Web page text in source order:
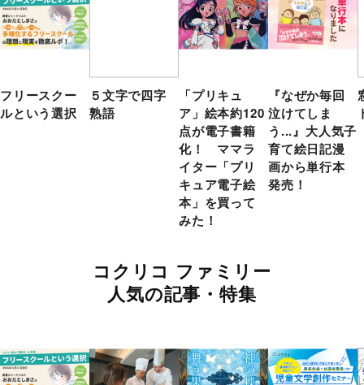
フリースクー
ルという選択
５文字で四字
熟語
「プリキュ
ア」絵本約120
点が電子書籍
化！ ママラ
イター「プリ
キュア電子絵
本」を買って
みた！
『なぜか毎回
泣けてしま
う...』大人気子
育て絵日記漫
画から単行本
発売！
コクリコ ファミリー
人気の記事・特集